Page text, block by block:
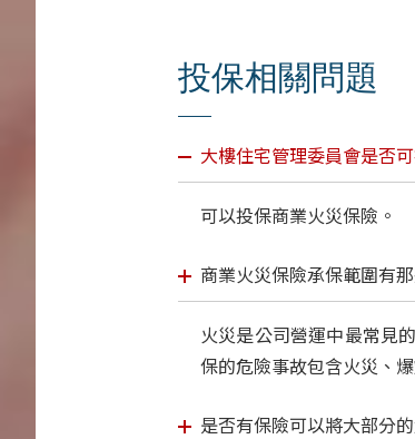
投保相關問題
大樓住宅管理委員會是否
可以投保商業火災保險。
商業火災保險承保範圍有
火災是公司營運中最常見
保的危險事故包含火災、
是否有保險可以將大部分